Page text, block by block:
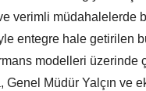
verimli müdahalelerde
entegre hale getirilen
modelleri üzerinde
Müdür Yalçın ve